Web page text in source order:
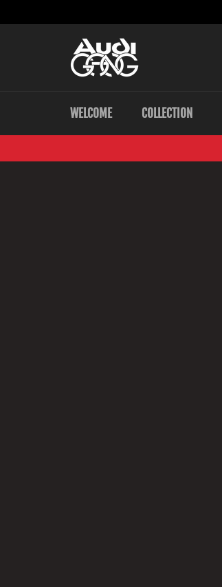
WELCOME COLLECTION